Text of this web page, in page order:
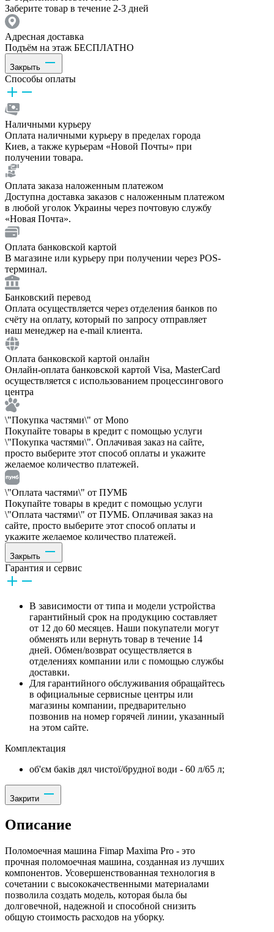
Заберите товар в течение 2-3 дней
Адресная доставка
Подъём на этаж БЕСПЛАТНО
Закрыть
Способы оплаты
Наличными курьеру
Оплата наличными курьеру в пределах города
Киев, а также курьерам «Новой Почты» при
получении товара.
Оплата заказа наложенным платежом
Доступна доставка заказов с наложенным платежом
в любой уголок Украины через почтовую службу
«Новая Почта».
Оплата банковской картой
В магазине или курьеру при получении через POS-
терминал.
Банковский перевод
Оплата осуществляется через отделения банков по
счёту на оплату, который по запросу отправляет
наш менеджер на e-mail клиента.
Оплата банковской картой онлайн
Онлайн-оплата банковской картой Visa, MasterCard
осуществляется с использованием процессингового
центра
\"Покупка частями\" от Mono
Покупайте товары в кредит с помощью услуги
\"Покупка частями\". Оплачивая заказ на сайте,
просто выберите этот способ оплаты и укажите
желаемое количество платежей.
\"Оплата частями\" от ПУМБ
Покупайте товары в кредит с помощью услуги
\"Оплата частями\" от ПУМБ. Оплачивая заказ на
сайте, просто выберите этот способ оплаты и
укажите желаемое количество платежей.
Закрыть
Гарантия и сервис
В зависимости от типа и модели устройства
гарантийный срок на продукцию составляет
от 12 до 60 месяцев. Наши покупатели могут
обменять или вернуть товар в течение 14
дней. Обмен/возврат осуществляется в
отделениях компании или с помощью службы
доставки.
Для гарантийного обслуживания обращайтесь
в официальные сервисные центры или
магазины компании, предварительно
позвонив на номер горячей линии, указанный
на этом сайте.
Комплектация
об'єм баків дял чистої/брудної води - 60 л/65 л;
Закрити
Описание
Поломоечная машина Fimap Maxima Pro - это
прочная поломоечная машина, созданная из лучших
компонентов. Усовершенствованная технология в
сочетании с высококачественными материалами
позволила создать модель, которая была бы
долговечной, надежной и способной снизить
общую стоимость расходов на уборку.